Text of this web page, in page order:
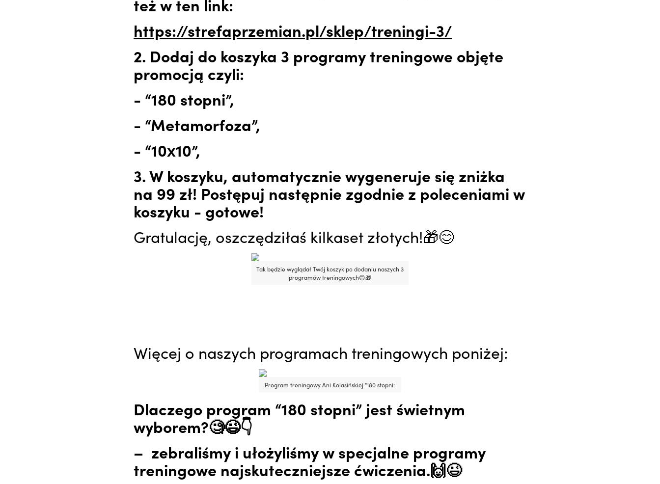
też w ten link:
https://strefaprzemian.pl/sklep/treningi-3/
2. Dodaj do koszyka 3 programy treningowe objęte
promocją czyli:
- “180 stopni”,
- “Metamorfoza”,
- “10x10”,
3. W koszyku, automatycznie wygeneruje się zniżka
na 99 zł! Postępuj następnie zgodnie z poleceniami w
koszyku - gotowe!
Gratulację, oszczędziłaś kilkaset złotych!🎁😊
Tak będzie wyglądał Twój koszyk po dodaniu naszych 3
programów treningowych😊🎁
Więcej o naszych programach treningowych poniżej:
Program treningowy Ani Kolasińskiej "180 stopni:
Dlaczego program “180 stopni” jest świetnym
wyborem?🧐😉👇
– zebraliśmy i ułożyliśmy w specjalne programy
treningowe najskuteczniejsze ćwiczenia.🙌😉